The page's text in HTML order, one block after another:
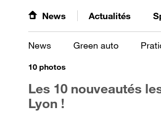
News Actualités
News Green auto
10 photos
Les 10 nouveautés
Lyon !